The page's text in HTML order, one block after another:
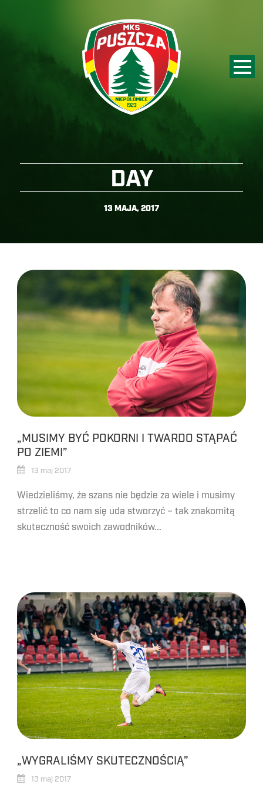
DAY
13 MAJA, 2017
„MUSIMY BYĆ POKORNI I TWARDO STĄPAĆ
PO ZIEMI”
13 maj 2017
Wiedzieliśmy, że szans nie będzie za wiele i musimy
strzelić to co nam się uda stworzyć – tak znakomitą
skuteczność swoich zawodników...
„WYGRALIŚMY SKUTECZNOŚCIĄ”
13 maj 2017